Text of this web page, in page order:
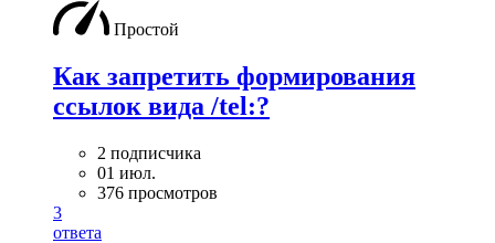
Простой
Как запретить формирования
ссылок вида /tel:?
2 подписчика
01 июл.
376 просмотров
3
ответа